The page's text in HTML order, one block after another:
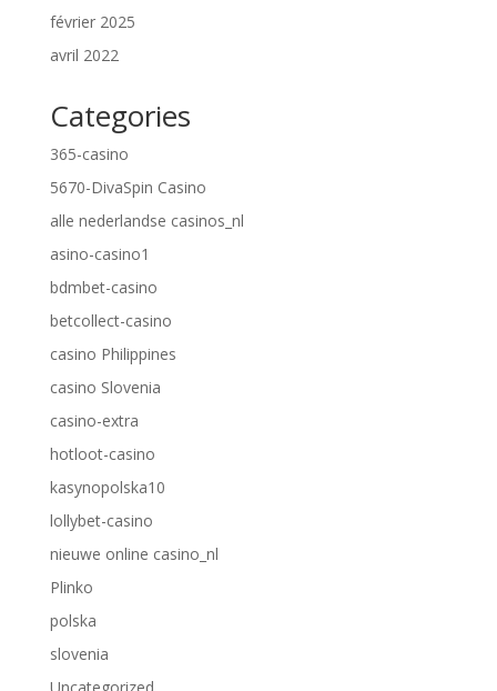
février 2025
avril 2022
Categories
365-casino
5670-DivaSpin Casino
alle nederlandse casinos_nl
asino-casino1
bdmbet-casino
betcollect-casino
casino Philippines
casino Slovenia
casino-extra
hotloot-casino
kasynopolska10
lollybet-casino
nieuwe online casino_nl
Plinko
polska
slovenia